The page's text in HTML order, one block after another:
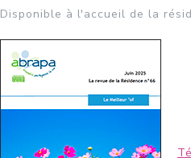
Disponible à l'accueil de la